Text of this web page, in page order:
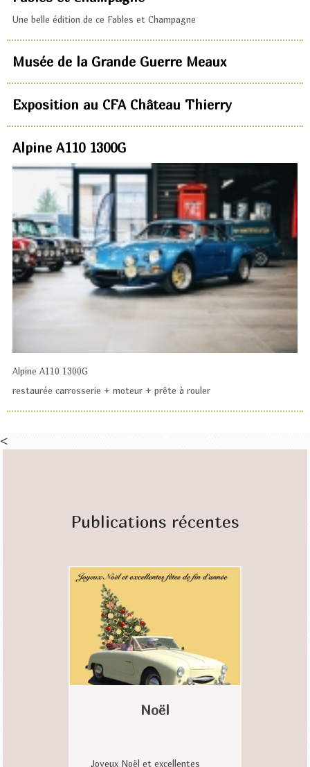
Une belle édition de ce Fables et Champagne
Musée de la Grande Guerre Meaux
Exposition au CFA Château Thierry
Alpine A110 1300G
Alpine A110 1300G
restaurée carrosserie + moteur + prête à rouler
<
Publications récentes
Noël
Joyeux Noël et excellentes